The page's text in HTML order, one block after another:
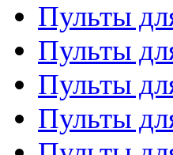
Пульты
Пульты
Пульты
Пульты